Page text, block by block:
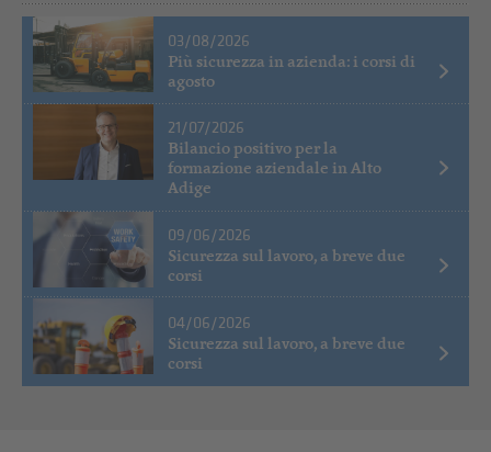
03/08/2026
Più sicurezza in azienda: i corsi di
agosto
21/07/2026
Bilancio positivo per la
formazione aziendale in Alto
Adige
09/06/2026
Sicurezza sul lavoro, a breve due
corsi
04/06/2026
Sicurezza sul lavoro, a breve due
corsi